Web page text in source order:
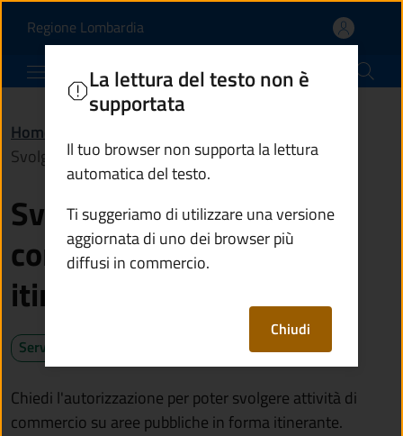
Svolgere attività di
Regione Lombardia(apre in un'altra scheda).
Comune di Ponte di Legno
Home
Svolgere attività di commercio in forma itinerante
Svolgere attività di
commercio in forma
itinerante
Servizio attivo
Chiedi l'autorizzazione per poter svolgere attività di
commercio su aree pubbliche in forma itinerante.
La lettura del testo non è
supportata
Il tuo browser non supporta la lettura
automatica del testo.
Ti suggeriamo di utilizzare una versione
aggiornata di uno dei browser più
diffusi in commercio.
Chiudi